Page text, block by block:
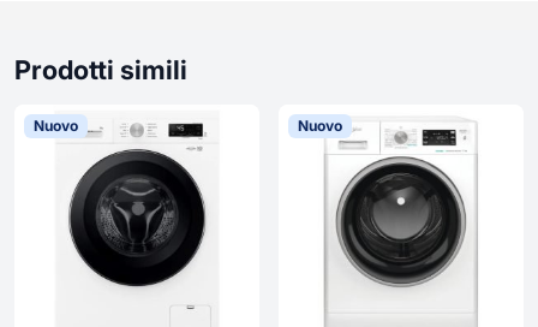
Prodotti simili
Nuovo Nuovo